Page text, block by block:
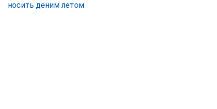
носить деним летом